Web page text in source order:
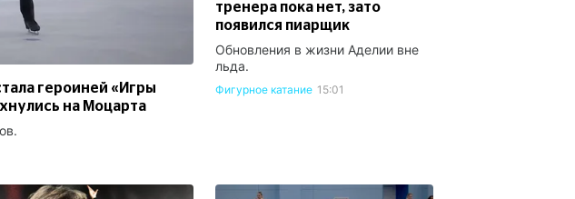
героиней «Игры
на Моцарта
тренера пока нет, зато
появился пиарщик
Обновления в жизни Аделии вне
льда.
Фигурное катание 15:01